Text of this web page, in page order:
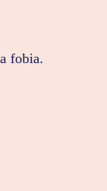
fobia.